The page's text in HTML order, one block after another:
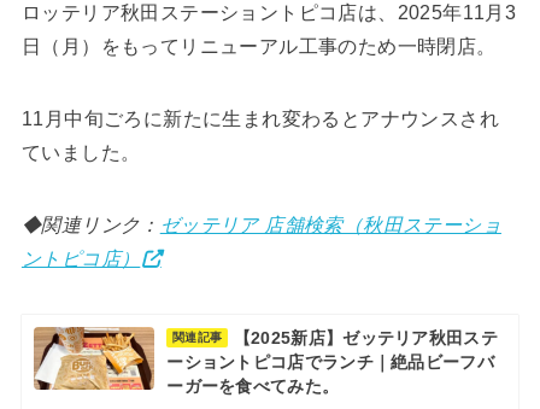
ロッテリア秋田ステーショントピコ店は、2025年11月3
日（月）をもってリニューアル工事のため一時閉店。
11月中旬ごろに新たに生まれ変わるとアナウンスされ
ていました。
◆関連リンク： ゼッテリア 店舗検索（秋田ステーショ
ントピコ店）
関連記事
【2025新店】ゼッテリア秋田ステ
ーショントピコ店でランチ｜絶品ビーフバ
ーガーを食べてみた。